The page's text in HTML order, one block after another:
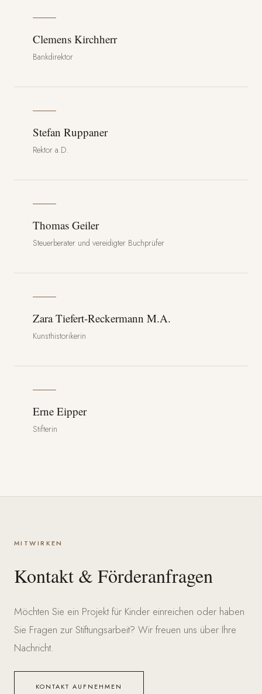
Clemens Kirchherr
Bankdirektor
Stefan Ruppaner
Rektor a.D.
Thomas Geiler
Steuerberater und vereidigter Buchprüfer
Zara Tiefert-Reckermann M.A.
Kunsthistorikerin
Erne Eipper
Stifterin
MITWIRKEN
Kontakt & Förderanfragen
Möchten Sie ein Projekt für Kinder einreichen oder haben
Sie Fragen zur Stiftungsarbeit? Wir freuen uns über Ihre
Nachricht.
KONTAKT AUFNEHMEN